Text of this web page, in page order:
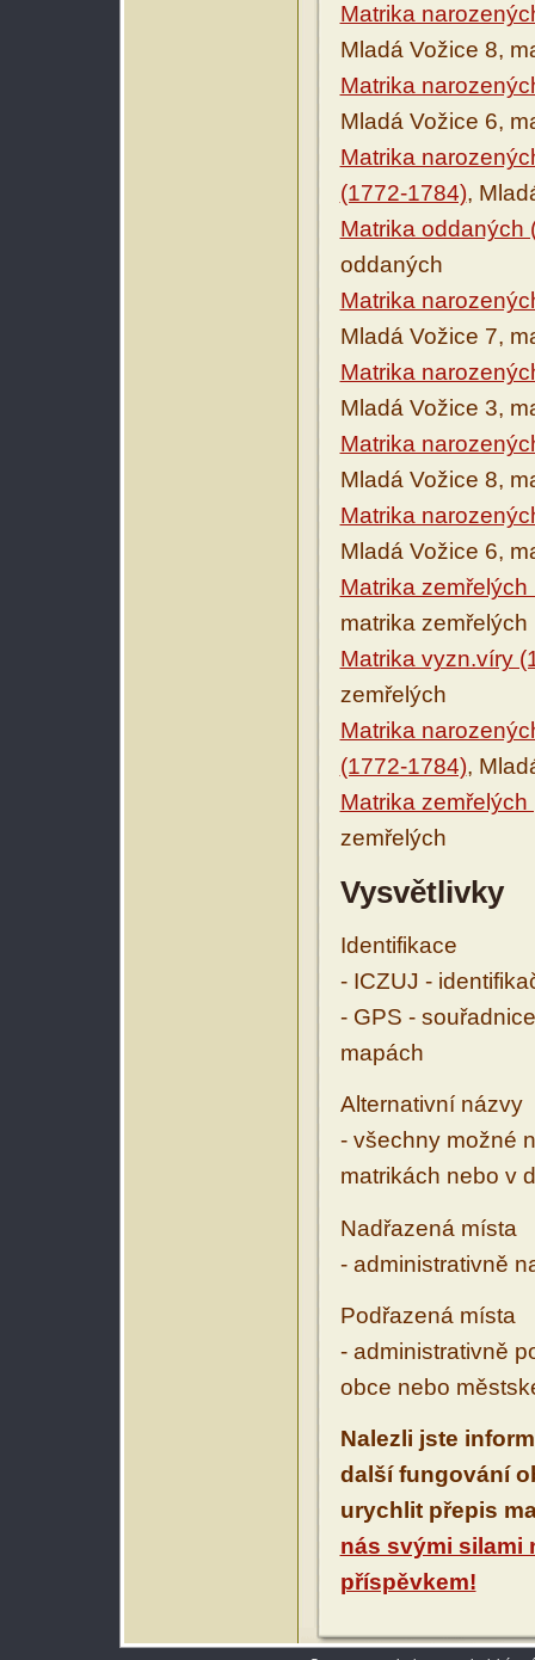
Matrika
Mladá Vožice 8,
Matrika
Mladá Vožice 6,
Matrika
(1772-1784),
Matrika oddaných
oddaných
Matrika
Mladá Vožice 7,
Matrika
Mladá Vožice 3,
Matrika
Mladá Vožice 8,
Matrika
Mladá Vožice 6,
Matrika
matrika zemřelých
Matrika vyzn.víry
zemřelých
Matrika
(1772-1784),
Matrika
zemřelých
Vysvětlivky
Identifikace
- ICZUJ -
- GPS -
mapách
Alternativní názvy
- všechny možné
matrikách nebo v
Nadřazená místa
- administrativně
Podřazená místa
- administrativně
obce nebo
Nalezli jste
další fungování
urychlit přepis
nás svými silami
příspěvkem!